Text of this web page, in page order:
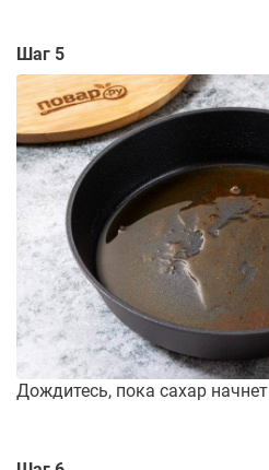
Шаг 5
Дождитесь, пока сахар